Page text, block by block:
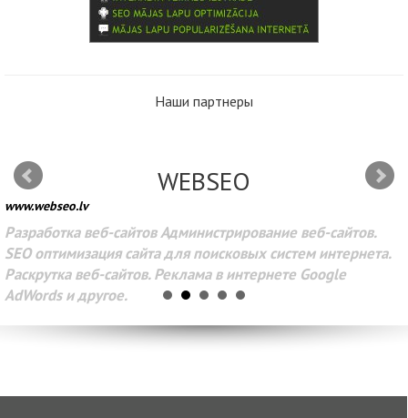
Наши партнеры
WEBSEO
www.webseo.lv
Разработка веб-сайтов Администрирование веб-сайтов.
SEO оптимизация сайта для поисковых систем интернета.
Раскрутка веб-сайтов. Реклама в интернете Google
AdWords и другое.